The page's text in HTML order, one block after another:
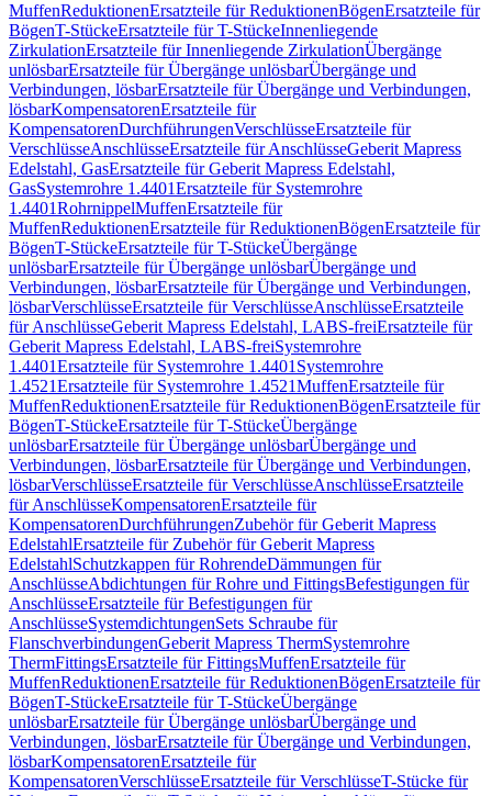
MuffenReduktionenErsatzteile für ReduktionenBögenErsatzteile für
BögenT-StückeErsatzteile für T-StückeInnenliegende
ZirkulationErsatzteile für Innenliegende ZirkulationÜbergänge
unlösbarErsatzteile für Übergänge unlösbarÜbergänge und
Verbindungen, lösbarErsatzteile für Übergänge und Verbindungen,
lösbarKompensatorenErsatzteile für
KompensatorenDurchführungenVerschlüsseErsatzteile für
VerschlüsseAnschlüsseErsatzteile für AnschlüsseGeberit Mapress
Edelstahl, GasErsatzteile für Geberit Mapress Edelstahl,
GasSystemrohre 1.4401Ersatzteile für Systemrohre
1.4401RohrnippelMuffenErsatzteile für
MuffenReduktionenErsatzteile für ReduktionenBögenErsatzteile für
BögenT-StückeErsatzteile für T-StückeÜbergänge
unlösbarErsatzteile für Übergänge unlösbarÜbergänge und
Verbindungen, lösbarErsatzteile für Übergänge und Verbindungen,
lösbarVerschlüsseErsatzteile für VerschlüsseAnschlüsseErsatzteile
für AnschlüsseGeberit Mapress Edelstahl, LABS-freiErsatzteile für
Geberit Mapress Edelstahl, LABS-freiSystemrohre
1.4401Ersatzteile für Systemrohre 1.4401 Systemrohre
1.4521Ersatzteile für Systemrohre 1.4521MuffenErsatzteile für
MuffenReduktionenErsatzteile für ReduktionenBögenErsatzteile für
BögenT-StückeErsatzteile für T-StückeÜbergänge
unlösbarErsatzteile für Übergänge unlösbarÜbergänge und
Verbindungen, lösbarErsatzteile für Übergänge und Verbindungen,
lösbarVerschlüsseErsatzteile für VerschlüsseAnschlüsseErsatzteile
für AnschlüsseKompensatorenErsatzteile für
KompensatorenDurchführungenZubehör für Geberit Mapress
EdelstahlErsatzteile für Zubehör für Geberit Mapress
EdelstahlSchutzkappen für RohrendeDämmungen für
AnschlüsseAbdichtungen für Rohre und FittingsBefestigungen für
AnschlüsseErsatzteile für Befestigungen für
AnschlüsseSystemdichtungenSets Schraube für
FlanschverbindungenGeberit Mapress ThermSystemrohre
ThermFittingsErsatzteile für FittingsMuffenErsatzteile für
MuffenReduktionenErsatzteile für ReduktionenBögenErsatzteile für
BögenT-StückeErsatzteile für T-StückeÜbergänge
unlösbarErsatzteile für Übergänge unlösbarÜbergänge und
Verbindungen, lösbarErsatzteile für Übergänge und Verbindungen,
lösbarKompensatorenErsatzteile für
KompensatorenVerschlüsseErsatzteile für VerschlüsseT-Stücke für